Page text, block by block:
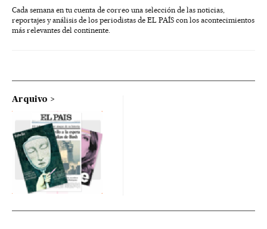
Cada semana en tu cuenta de correo una selección de las noticias,
reportajes y análisis de los periodistas de EL PAÍS con los acontecimientos
más relevantes del continente.
Arquivo